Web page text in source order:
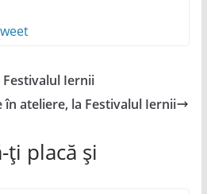
Iernii
în ateliere, la Festivalul Iernii
ți placă și